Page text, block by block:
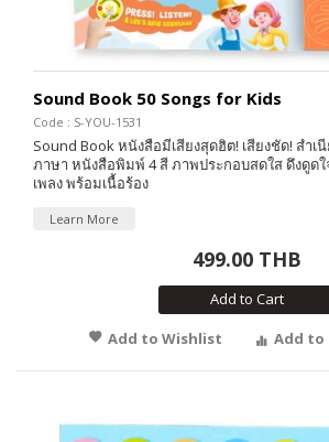
Sound Book 50 Songs for Kids
Code : S-YOU-1531
Sound Book หนังสือมีเสียงสุดฮิต! เสียงชัด! สำเนี
ภาษา หนังสือพิมพ์ 4 สี ภาพประกอบสดใส ดึงดูดใ
เพลง พร้อมเนื้อร้อง
Learn More
499.00 THB
Add to Cart
Add to Wishlist
Add to